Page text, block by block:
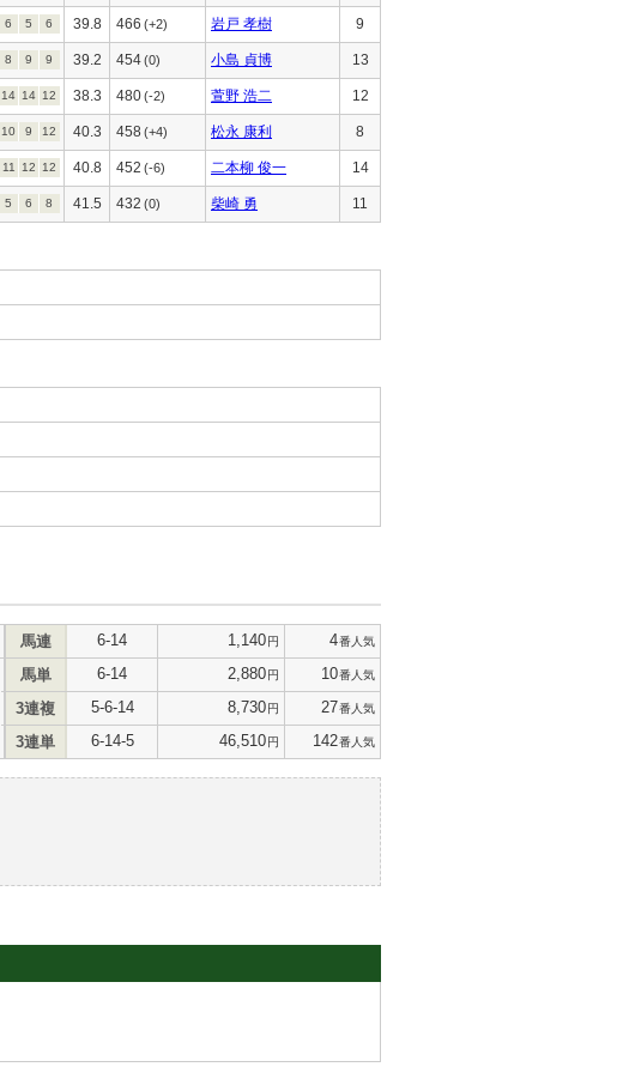
6 5 6 39.8 466 (+2) 岩戸 孝樹 9
8 9 9 39.2 454(0) 小島 貞博 13
14 14 12 38.3 480(-2) 萱野 浩二 12
10 9 12 40.3 458 (+4) 松永 康利 8
11 12 12 40.8 452 (-6) 二本柳 俊一 14
5 6 8 41.5 432 (0) 柴崎 勇 11
馬連 6-14 1,140円 4番人気
馬単 6-14 2,880円 10番人気
3連複 5-6-14 8,730円 27番人気
3連単 6-14-5 46,510円 142番人気